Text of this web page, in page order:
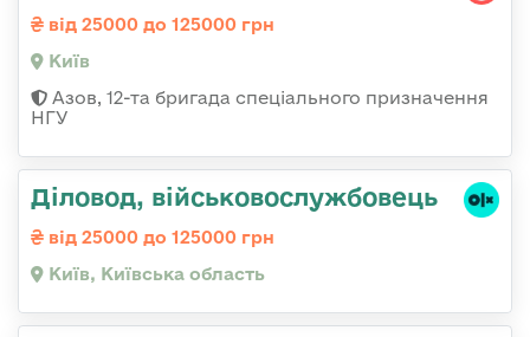
від 25000 до 125000 грн
Київ
Азов, 12-та бригада спеціального призначення
НГУ
Діловод, військовослужбовець
від 25000 до 125000 грн
Київ, Київська область